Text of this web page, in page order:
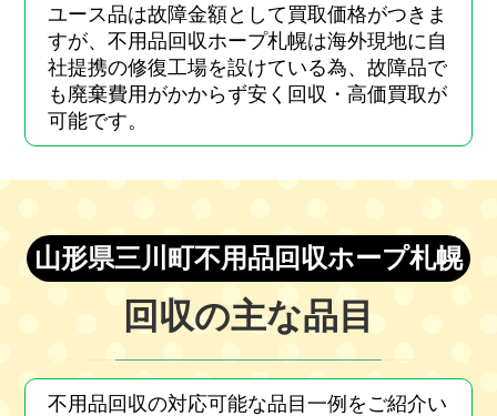
ユース品は故障金額として買取価格がつきま
すが、不用品回収ホープ札幌は海外現地に自
社提携の修復工場を設けている為、故障品で
も廃棄費用がかからず安く回収・高価買取が
可能です。
山形県三川町不用品回収ホープ札幌
回収の主な品目
不用品回収の対応可能な品目一例をご紹介い